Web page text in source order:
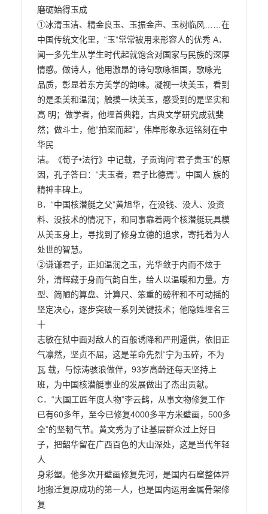
磨砺始得玉成
①冰清玉洁、精金良玉、玉振金声、玉树临风……在
中国传统文化里，“玉”常常被用来形容人的优秀 A．
闻一多先生从学生时代起就饱含对国家与民族的深厚
情感。做诗人，他用激昂的诗句歌咏祖国，歌咏光
品质，彰显着东方美学的韵味。凝视一块美玉，看到
的是柔美和温润；触摸一块美玉，感受到的是坚实和
高 明；做学者，他埋首典籍，古典文学研究成就斐
然；做斗士，他“拍案而起”，伟岸形象永远铭刻在中
华民
洁。《荀子•法行》中记载，子贡询问“君子贵玉”的原
因，孔子答曰：“夫玉者，君子比德焉”。中国人 族的
精神丰碑上。
B．“中国核潜艇之父”黄旭华，在没钱、没人、没资
料、没技术的情况下，和同事靠着两个核潜艇玩具模
从美玉身上，寻找到了修身立德的追求，寄托着为人
处世的智慧。
②谦谦君子，正如温润之玉，光华敛于内而不炫于
外，清辉藏于身而气韵自生，给人以温暖和力量。方
型、简陋的算盘、计算尺、笨重的磅秤和不可动摇的
坚定决心，逐步突破一系列关键技术；他隐姓埋名三
十
志敏在狱中面对敌人的百般诱降和严刑逼供，依旧正
气凛然，坚贞不屈，这是革命先烈“宁为玉碎，不为
瓦 载，与惊涛骇浪做伴，93岁高龄还每天坚持上
班，为中国核潜艇事业的发展做出了杰出贡献。
C．“大国工匠年度人物”李云鹤，从事文物修复工作
已有60多年，至今已修复4000多平方米壁画，500多
全”的坚韧气节。黄文秀为了让基层群众过上好日
子，把韶华留在广西百色的大山深处，这是当代年轻
人
身彩塑。他多次开壁画修复先河，是国内石窟整体异
地搬迁复原成功的第一人，也是国内运用金属骨架修
复